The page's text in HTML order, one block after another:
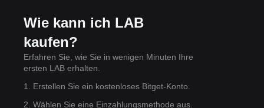
Wie kann ich LAB
kaufen?
Erfahren Sie, wie Sie in wenigen Minuten Ihre
ersten LAB erhalten.
1. Erstellen Sie ein kostenloses Bitget-Konto.
2. Wählen Sie eine Einzahlungsmethode aus.